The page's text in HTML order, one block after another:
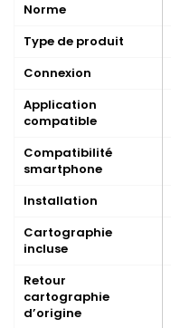
Norme
Type de produit
Connexion
Application
compatible
Compatibilité
smartphone
Installation
Cartographie
incluse
Retour
cartographie
d’origine